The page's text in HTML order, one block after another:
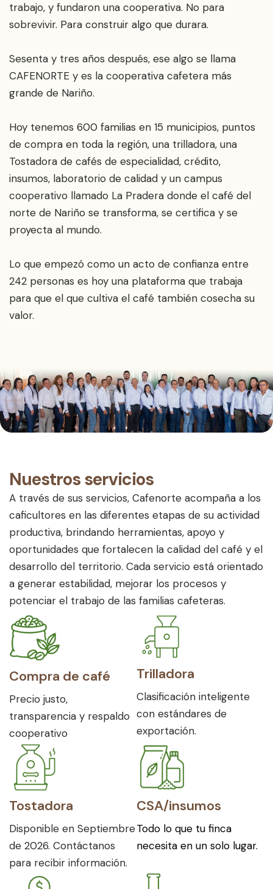
trabajo, y fundaron una cooperativa. No para
sobrevivir. Para construir algo que durara.
Sesenta y tres años después, ese algo se llama
CAFENORTE y es la cooperativa cafetera más
grande de Nariño.
Hoy tenemos 600 familias en 15 municipios, puntos
de compra en toda la región, una trilladora, una
Tostadora de cafés de especialidad, crédito,
insumos, laboratorio de calidad y un campus
cooperativo llamado La Pradera donde el café del
norte de Nariño se transforma, se certifica y se
proyecta al mundo.
Lo que empezó como un acto de confianza entre
242 personas es hoy una plataforma que trabaja
para que el que cultiva el café también cosecha su
valor.
Nuestros servicios
A través de sus servicios, Cafenorte acompaña a los
caficultores en las diferentes etapas de su actividad
productiva, brindando herramientas, apoyo y
oportunidades que fortalecen la calidad del café y el
desarrollo del territorio. Cada servicio está orientado
a generar estabilidad, mejorar los procesos y
potenciar el trabajo de las familias cafeteras.
Compra de café
Precio justo,
transparencia y respaldo
cooperativo
Trilladora
Clasificación inteligente
con estándares de
exportación.
Tostadora
Disponible en Septiembre
de 2026. Contáctanos
para recibir información.
CSA/insumos
Todo lo que tu finca
necesita en un solo lugar.